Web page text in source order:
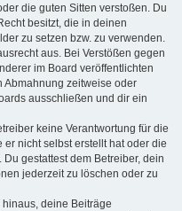
die guten Sitten verstoßen. Du
besitzt, die in deinen
zu setzen bzw. zu verwenden.
aus. Bei Verstößen gegen
im Board veröffentlichten
Abmahnung zeitweise oder
ausschließen und dir ein
keine Verantwortung für die
nicht selbst erstellt hat oder die
gestattest dem Betreiber, dein
jederzeit zu löschen oder zu
deine Beiträge